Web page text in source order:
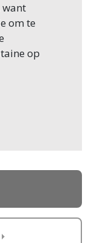
want
om te
op